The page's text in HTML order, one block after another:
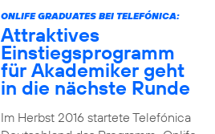
ONLIFE GRADUATES BEI TELEFÓNICA:
Attraktives
Einstiegsprogramm
für Akademiker geht
in die nächste Runde
Im Herbst 2016 startete Telefónica